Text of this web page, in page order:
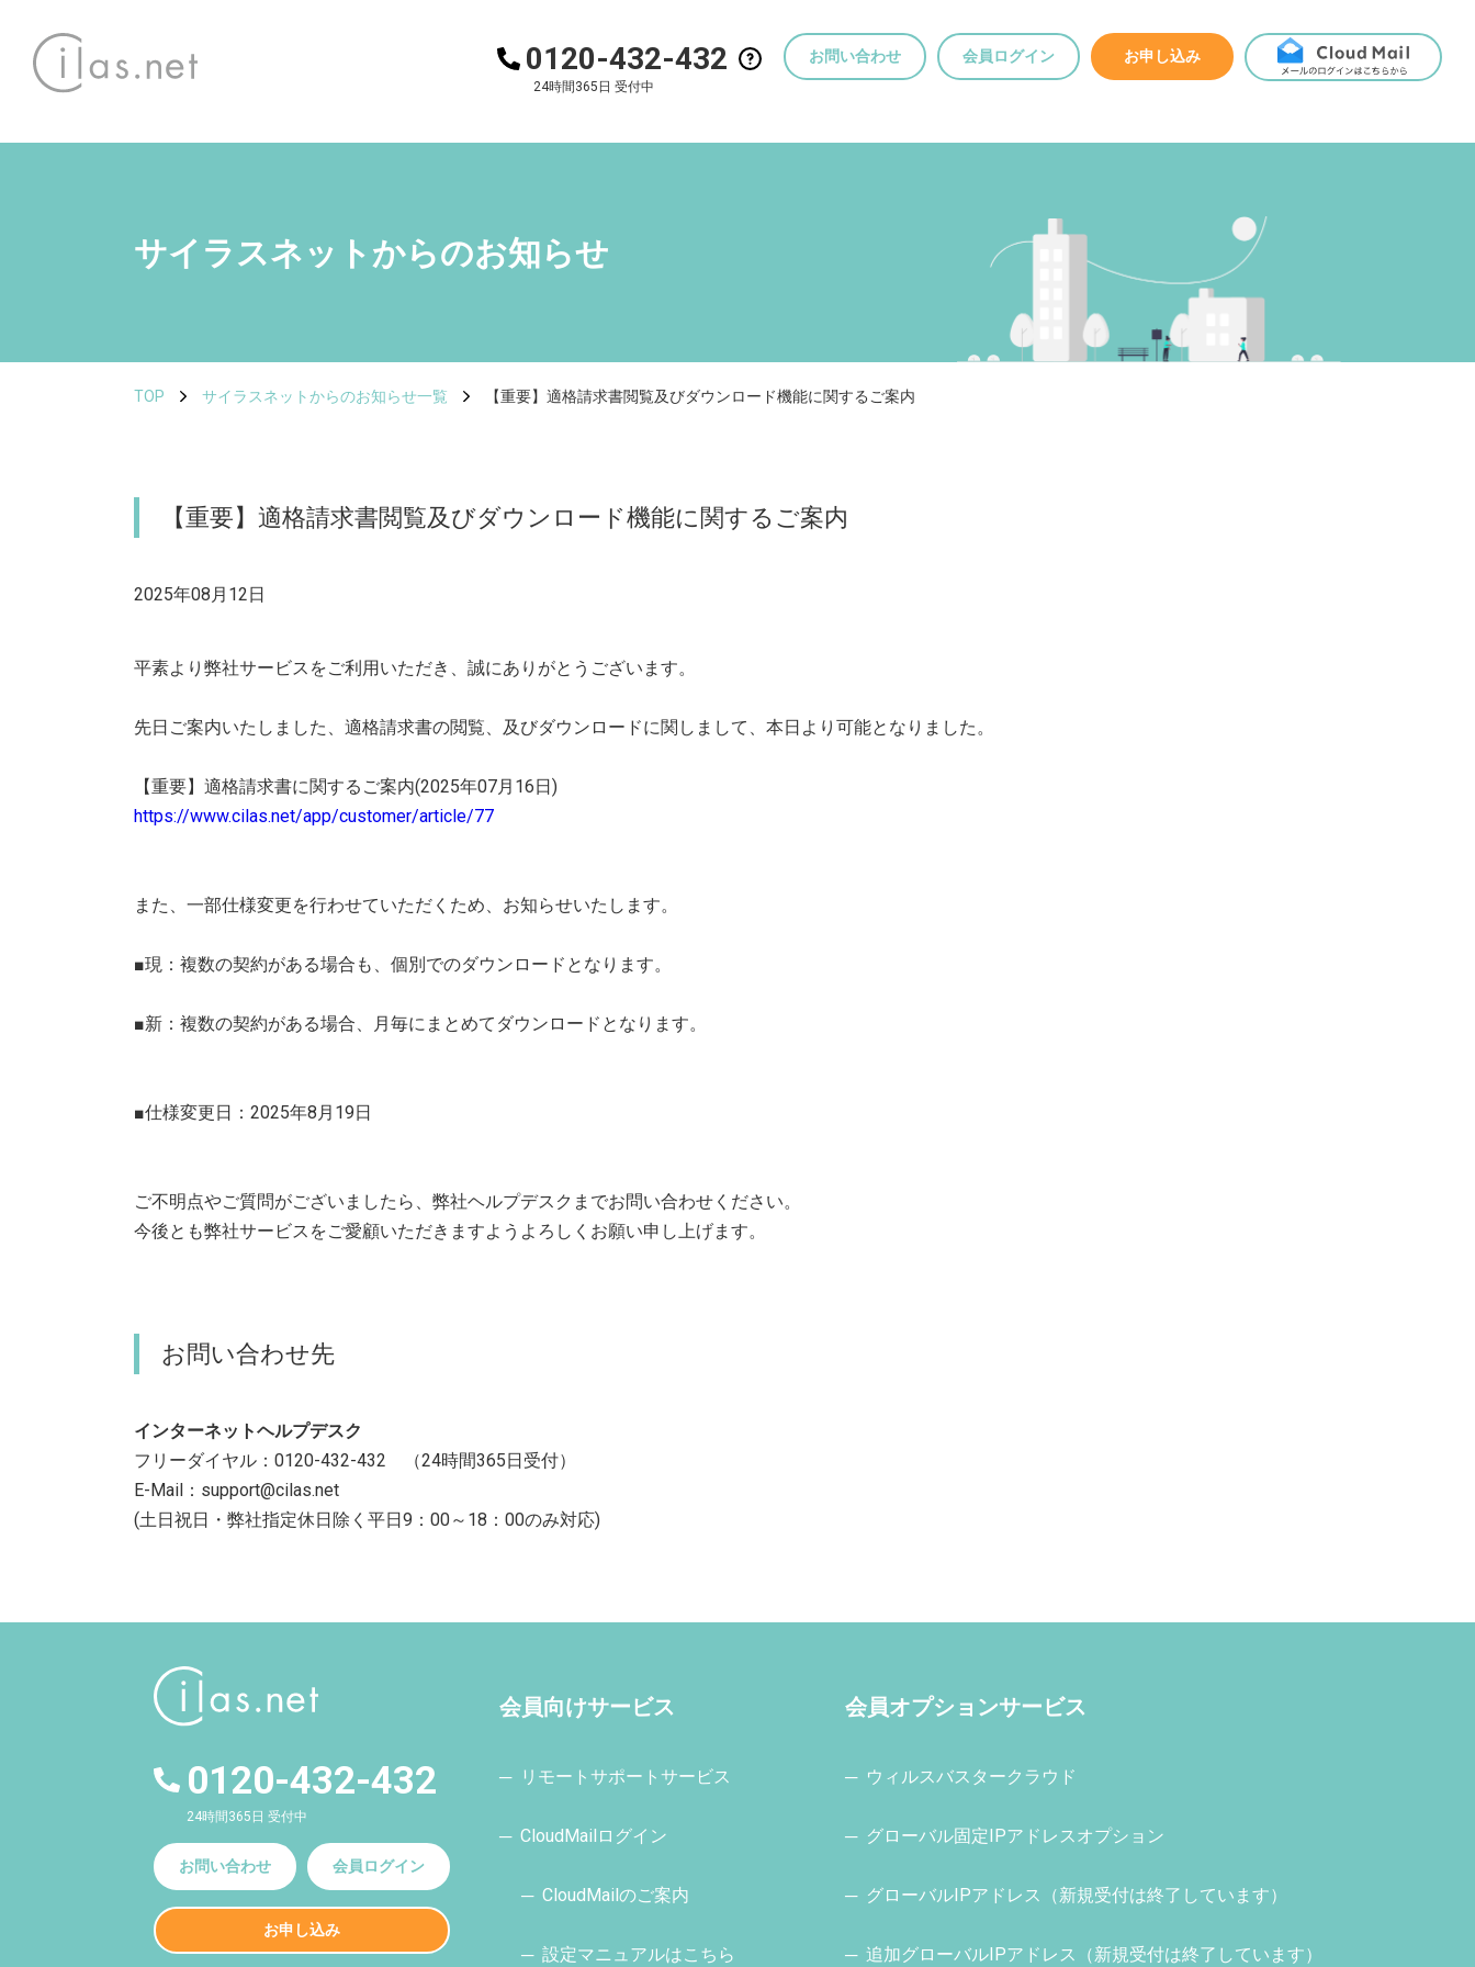
0120-432-432
24時間365日 受付中
お問い合わせ 会員ログイン お申し込み
サイラスネットからのお知らせ
TOP サイラスネットからのお知らせ一覧 【重要】適格請求書閲覧及びダウンロード機能に関するご案内
【重要】適格請求書閲覧及びダウンロード機能に関するご案内
2025年08月12日
平素より弊社サービスをご利用いただき、誠にありがとうございます。
先日ご案内いたしました、適格請求書の閲覧、及びダウンロードに関しまして、本日より可能となりました。
【重要】適格請求書に関するご案内(2025年07月16日)
https://www.cilas.net/app/customer/article/77
また、一部仕様変更を行わせていただくため、お知らせいたします。
■現：複数の契約がある場合も、個別でのダウンロードとなります。
■新：複数の契約がある場合、月毎にまとめてダウンロードとなります。
■仕様変更日：2025年8月19日
ご不明点やご質問がございましたら、弊社ヘルプデスクまでお問い合わせください。
今後とも弊社サービスをご愛顧いただきますようよろしくお願い申し上げます。
お問い合わせ先
インターネットヘルプデスク
フリーダイヤル：0120-432-432 （24時間365日受付）
E-Mail：support@cilas.net
(土日祝日・弊社指定休日除く平日9：00～18：00のみ対応)
0120-432-432
24時間365日 受付中
お問い合わせ 会員ログイン
お申し込み
会員向けサービス
─ リモートサポートサービス
─ CloudMailログイン
─ CloudMailのご案内
─ 設定マニュアルはこちら
会員オプションサービス
─ ウィルスバスタークラウド
─ グローバル固定IPアドレスオプション
─ グローバルIPアドレス （新規受付は終了しています）
─ 追加グローバルIPアドレス （新規受付は終了しています）